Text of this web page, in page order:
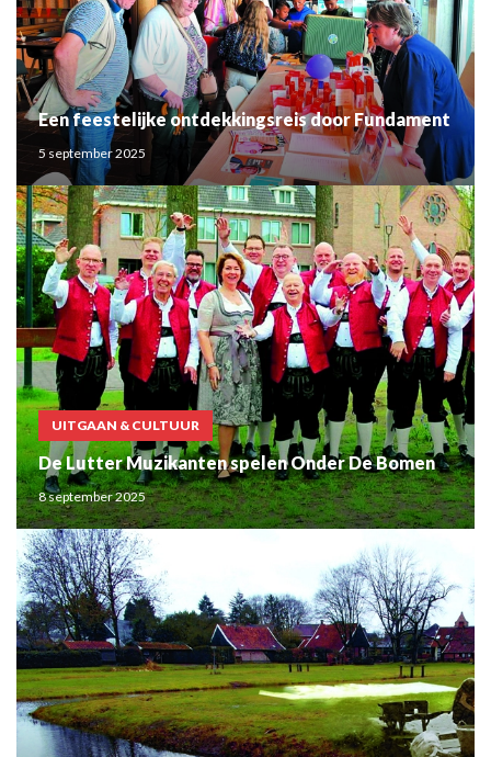
Een feestelijke ontdekkingsreis door Fundament
5 september 2025
UITGAAN & CULTUUR
De Lutter Muzikanten spelen Onder De Bomen
8 september 2025